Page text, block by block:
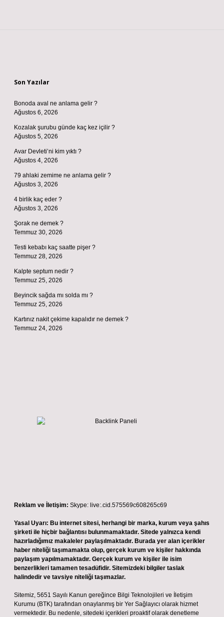
Son Yazılar
Bonoda aval ne anlama gelir ?
Ağustos 6, 2026
Kozalak şurubu günde kaç kez içilir ?
Ağustos 5, 2026
Avar Devleti’ni kim yıktı ?
Ağustos 4, 2026
79 ahlaki zemime ne anlama gelir ?
Ağustos 3, 2026
4 birlik kaç eder ?
Ağustos 3, 2026
Şorak ne demek ?
Temmuz 30, 2026
Testi kebabı kaç saatte pişer ?
Temmuz 28, 2026
Kalpte septum nedir ?
Temmuz 25, 2026
Beyincik sağda mı solda mı ?
Temmuz 25, 2026
Kartınız nakit çekime kapalıdır ne demek ?
Temmuz 24, 2026
Reklam ve İletişim: Skype: live:.cid.575569c608265c69
Yasal Uyarı: Bu internet sitesi, herhangi bir marka, kurum veya şahıs
şirketi ile hiçbir bağlantısı bulunmamaktadır. Sitede yalnızca kendi
hazırladığımız makaleler paylaşılmaktadır. Burada yer alan içerikler
haber niteliği taşımamakta olup, gerçek kurum ve kişiler hakkında
paylaşım yapılmamaktadır. Gerçek kurum ve kişiler ile isim
benzerlikleri tamamen tesadüfidir. Sitemizdeki bilgiler taslak
halindedir ve tavsiye niteliği taşımazlar.
Sitemiz, 5651 Sayılı Kanun gereğince Bilgi Teknolojileri ve İletişim
Kurumu (BTK) tarafından onaylanmış bir Yer Sağlayıcı olarak hizmet
vermektedir. Bu nedenle, sitedeki içerikleri proaktif olarak denetleme